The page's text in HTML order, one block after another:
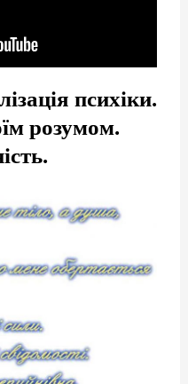
психіки.
розумом.